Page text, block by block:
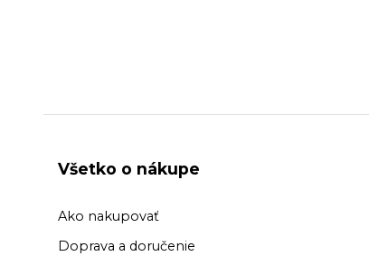
Všetko o nákupe
Ako nakupovať
Doprava a doručenie